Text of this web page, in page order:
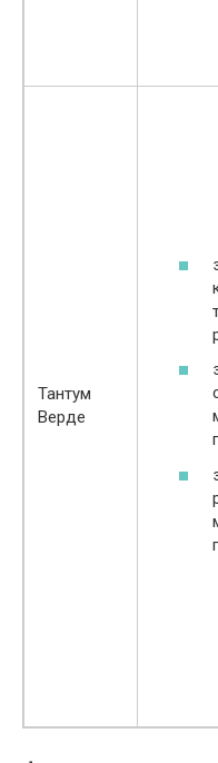
Тантум
Верде